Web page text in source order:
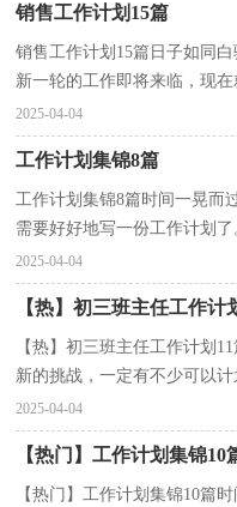
销售工作计划15篇
销售工作计划15篇日子如同
新一轮的工作即将来临，现
又在为写工作计划犯愁了吧
2025-04-04
工作计划集锦8篇
工作计划集锦8篇时间一晃而
需要好好地写一份工作计划
头绪、内心崩溃的状态吧！以
2025-04-04
【热】初三班主任工作计
【热】初三班主任工作计划
新的挑战，一定有不少可以
呢？下面是小编为大家整理
2025-04-04
【热门】工作计划集锦10
【热门】工作计划集锦10篇